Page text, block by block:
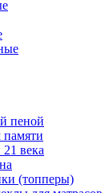
пеной
века
(топперы)